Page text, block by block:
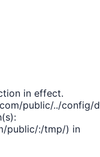
in effect.
public/../config/
public/:/tmp/) in